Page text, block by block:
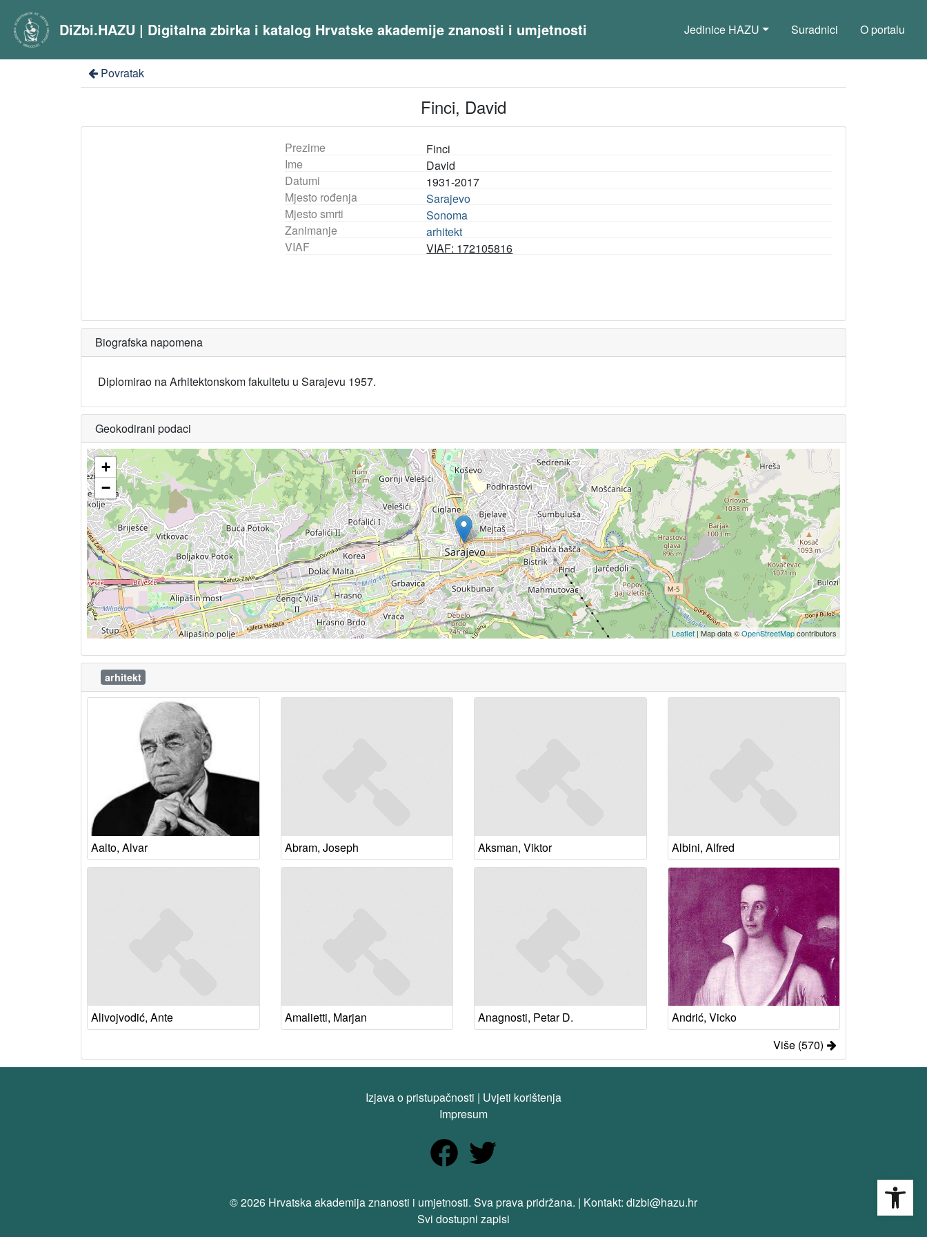
DiZbi.HAZU | Digitalna zbirka i katalog Hrvatske akademije znanosti i umjetnosti Jedinice HAZU Suradnici O portalu
Povratak
Finci, David
Prezime
Finci
Ime
David
Datumi
1931-2017
Mjesto rođenja
Sarajevo
Mjesto smrti
Sonoma
Zanimanje
arhitekt
VIAF
VIAF: 172105816
Biografska napomena
Diplomirao na Arhitektonskom fakultetu u Sarajevu 1957.
Geokodirani podaci
+
−
Leaflet| Map data ©OpenStreetMapcontributors
arhitekt
Aalto, Alvar Abram, Joseph Aksman, Viktor Albini, Alfred
Alivojvodić, Ante Amalietti, Marjan Anagnosti, Petar D.
Andrić, Vicko
Više (570)
Izjava o pristupačnosti | Uvjeti korištenja
Impresum
© 2026 Hrvatska akademija znanosti i umjetnosti. Sva prava pridržana. | Kontakt: dizbi@hazu.hr
Svi dostupni zapisi